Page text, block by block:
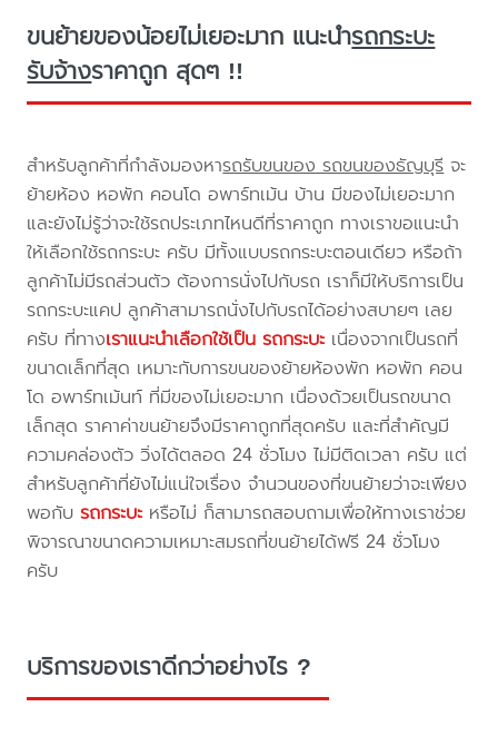
ขนย้ายของน้อยไม่เยอะมาก แนะนำรถกระบะ
รับจ้างราคาถูก สุดๆ !!
สำหรับลูกค้าที่กำลังมองหารถรับขนของ รถขนของธัญบุรี จะ
ย้ายห้อง หอพัก คอนโด อพาร์ทเม้น บ้าน มีของไม่เยอะมาก
และยังไม่รู้ว่าจะใช้รถประเภทไหนดีที่ราคาถูก ทางเราขอแนะนำ
ให้เลือกใช้รถกระบะ ครับ มีทั้งแบบรถกระบะตอนเดียว หรือถ้า
ลูกค้าไม่มีรถส่วนตัว ต้องการนั่งไปกับรถ เราก็มีให้บริการเป็น
รถกระบะแคป ลูกค้าสามารถนั่งไปกับรถได้อย่างสบายๆ เลย
ครับ ที่ทางเราแนะนำเลือกใช้เป็น รถกระบะ เนื่องจากเป็นรถที่
ขนาดเล็กที่สุด เหมาะกับการขนของย้ายห้องพัก หอพัก คอน
โด อพาร์ทเม้นท์ ที่มีของไม่เยอะมาก เนื่องด้วยเป็นรถขนาด
เล็กสุด ราคาค่าขนย้ายจึงมีราคาถูกที่สุดครับ และที่สำคัญมี
ความคล่องตัว วิ่งได้ตลอด 24 ชั่วโมง ไม่มีติดเวลา ครับ แต่
สำหรับลูกค้าที่ยังไม่แน่ใจเรื่อง จำนวนของที่ขนย้ายว่าจะเพียง
พอกับรถกระบะ หรือไม่ ก็สามารถสอบถามเพื่อให้ทางเราช่วย
พิจารณาขนาดความเหมาะสมรถที่ขนย้ายได้ฟรี 24 ชั่วโมง
ครับ
บริการของเราดีกว่าอย่างไร ?